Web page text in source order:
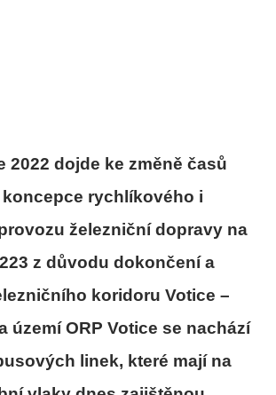
2022 dojde ke změně časů
rychlíkového i
železniční dopravy na
z důvodu dokončení a
koridoru Votice –
území ORP Votice se nachází
linek, které mají na